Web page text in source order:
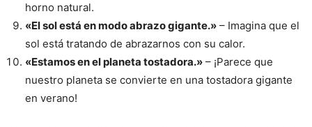
horno natural.
«El sol está en modo abrazo gigante.» – Imagina que el
sol está tratando de abrazarnos con su calor.
«Estamos en el planeta tostadora.» – ¡Parece que
nuestro planeta se convierte en una tostadora gigante
en verano!